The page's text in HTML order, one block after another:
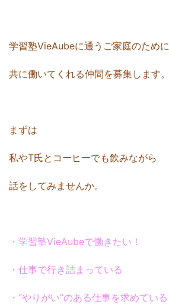
学習塾VieAubeに通うご家庭のために
共に働いてくれる仲間を募集します。
まずは
私やT氏とコーヒーでも飲みながら
話をしてみませんか。
・学習塾VieAubeで働きたい！
・仕事で行き詰まっている
・”やりがい”のある仕事を求めている